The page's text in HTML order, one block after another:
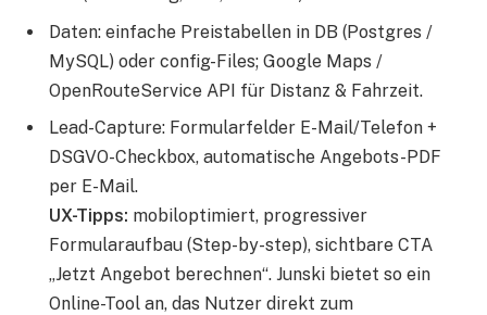
Daten: einfache Preistabellen in DB (Postgres /
MySQL) oder config-Files; Google Maps /
OpenRouteService API für Distanz & Fahrzeit.
Lead-Capture: Formularfelder E-Mail/Telefon +
DSGVO-Checkbox, automatische Angebots-PDF
per E-Mail.
UX-Tipps: mobiloptimiert, progressiver
Formularaufbau (Step-by-step), sichtbare CTA
„Jetzt Angebot berechnen“. Junski bietet so ein
Online-Tool an, das Nutzer direkt zum